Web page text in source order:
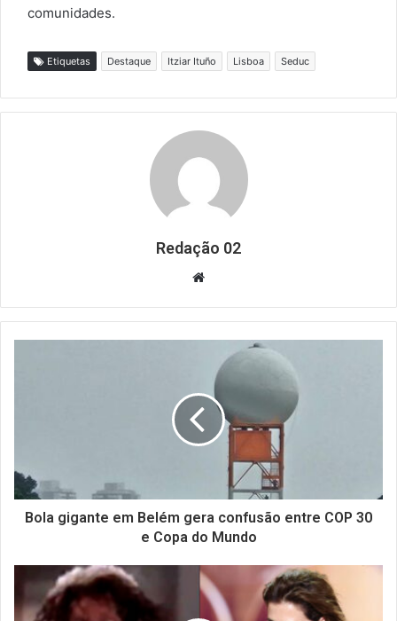
comunidades.
Etiquetas Destaque Itziar Ituño Lisboa Seduc
Redação 02
Website
Bola gigante em Belém gera confusão entre COP 30
e Copa do Mundo